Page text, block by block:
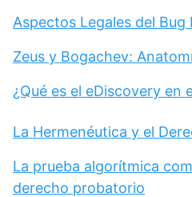
Aspectos Legales del Bug
Zeus y Bogachev:
¿Qué es el eDiscovery en
La Hermenéutica y el
La prueba algorítmica
derecho probatorio